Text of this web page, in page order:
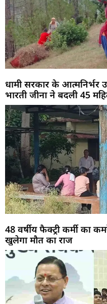
धामी सरकार के आत्मनिर्भर
भारती जीना ने बदली 45
48 वर्षीय फैक्ट्री कर्मी का
खुलेगा मौत का राज